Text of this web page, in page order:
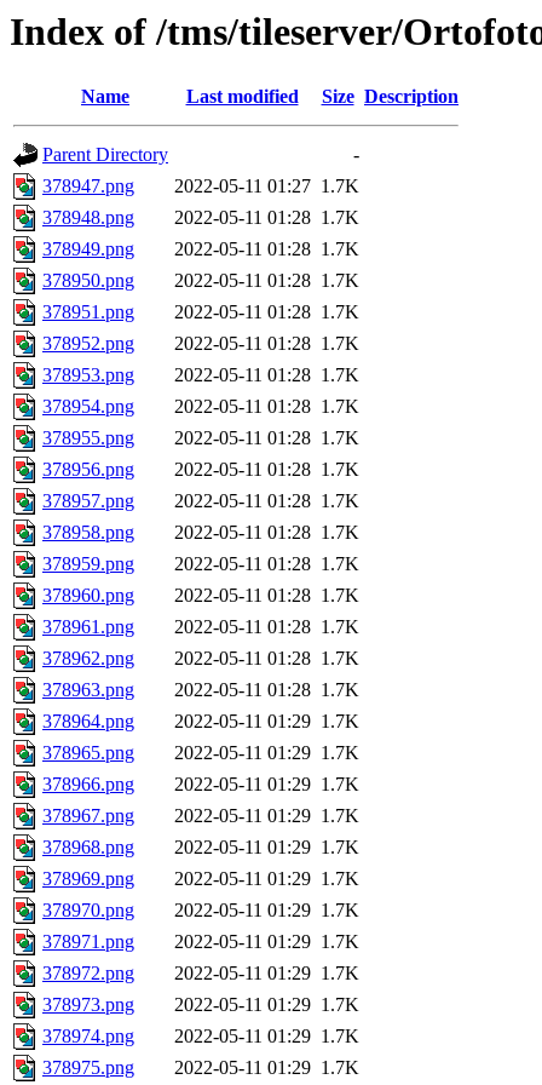
Index of /tms/tileserver/
Name Last modified Size Description
Parent Directory
-
378947.png
2022-05-11 01:27 1.7K
378948.png
2022-05-11 01:28 1.7K
378949.png
2022-05-11 01:28 1.7K
378950.png
2022-05-11 01:28 1.7K
378951.png
2022-05-11 01:28 1.7K
378952.png
2022-05-11 01:28 1.7K
378953.png
2022-05-11 01:28 1.7K
378954.png
2022-05-11 01:28 1.7K
378955.png
2022-05-11 01:28 1.7K
378956.png
2022-05-11 01:28 1.7K
378957.png
2022-05-11 01:28 1.7K
378958.png
2022-05-11 01:28 1.7K
378959.png
2022-05-11 01:28 1.7K
378960.png
2022-05-11 01:28 1.7K
378961.png
2022-05-11 01:28 1.7K
378962.png
2022-05-11 01:28 1.7K
378963.png
2022-05-11 01:28 1.7K
378964.png
2022-05-11 01:29 1.7K
378965.png
2022-05-11 01:29 1.7K
378966.png
2022-05-11 01:29 1.7K
378967.png
2022-05-11 01:29 1.7K
378968.png
2022-05-11 01:29 1.7K
378969.png
2022-05-11 01:29 1.7K
378970.png
2022-05-11 01:29 1.7K
378971.png
2022-05-11 01:29 1.7K
378972.png
2022-05-11 01:29 1.7K
378973.png
2022-05-11 01:29 1.7K
378974.png
2022-05-11 01:29 1.7K
378975.png
2022-05-11 01:29 1.7K